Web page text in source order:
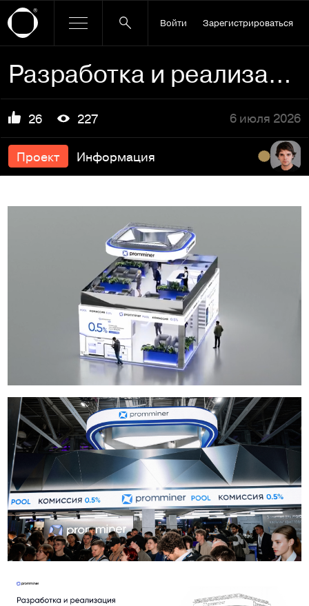
Войти Зарегистрироваться
Разработка и реализация титульного стенда
26 227 6 июля 2026
Проект Информация